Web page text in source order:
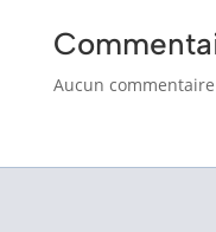
Aucun